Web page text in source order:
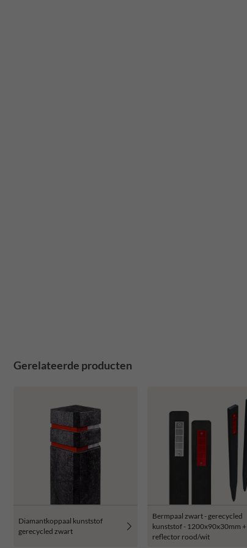
Gerelateerde producten
Diamantkoppaal kunststof
gerecycled zwart
Bermpaal zwart - gerecycled
kunststof - 1200x90x30mm +
reflector rood/wit